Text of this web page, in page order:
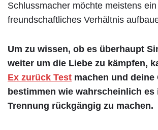
Schlussmacher möchte meistens ein
freundschaftliches Verhältnis
Um zu wissen, ob es überhaupt
weiter um die Liebe zu kämpfen,
Ex zurück Test machen und deine
bestimmen wie wahrscheinlich es
Trennung rückgängig zu machen.